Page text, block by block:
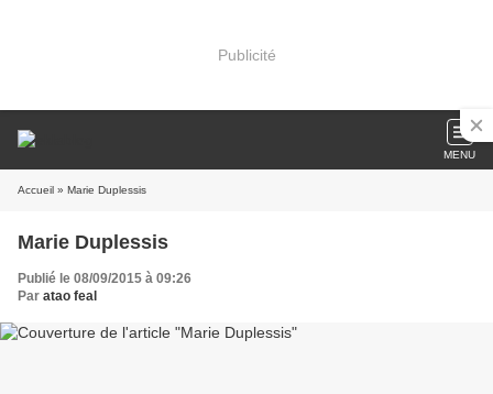
Publicité
MENU
Accueil » Marie Duplessis
Marie Duplessis
Publié le 08/09/2015 à 09:26
Par atao feal